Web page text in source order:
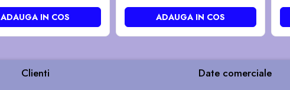
ADAUGA IN COS ADAUGA IN COS
Clienti Date comerciale